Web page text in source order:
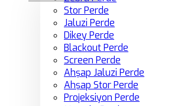
Stor Perde
Jaluzi Perde
Dikey Perde
Blackout Perde
Screen Perde
Ahşap Jaluzi Perde
Ahşap Stor Perde
Projeksiyon Perde